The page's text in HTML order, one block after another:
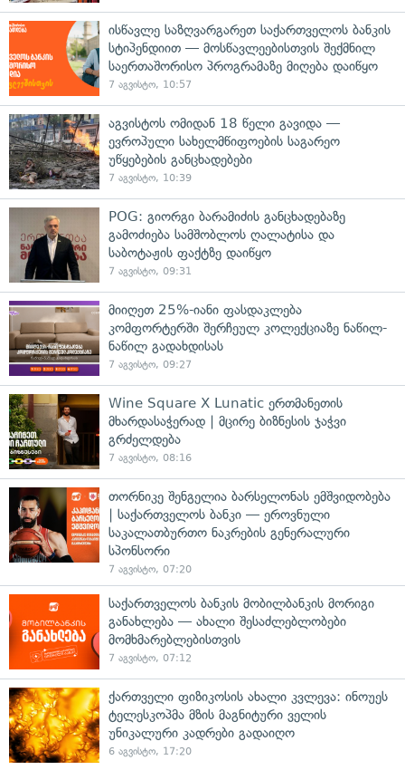
ისწავლე საზღვარგარეთ საქართველოს ბანკის
სტიპენდიით — მოსწავლეებისთვის შექმნილ
საერთაშორისო პროგრამაზე მიღება დაიწყო
7 აგვისტო, 10:57
აგვისტოს ომიდან 18 წელი გავიდა —
ევროპული სახელმწიფოების საგარეო
უწყებების განცხადებები
7 აგვისტო, 10:39
POG: გიორგი ბარამიძის განცხადებაზე
გამოძიება სამშობლოს ღალატისა და
საბოტაჟის ფაქტზე დაიწყო
7 აგვისტო, 09:31
მიიღეთ 25%-იანი ფასდაკლება
კომფორტერში შერჩეულ კოლექციაზე ნაწილ-
ნაწილ გადახდისას
7 აგვისტო, 09:27
Wine Square X Lunatic ერთმანეთის
მხარდასაჭერად | მცირე ბიზნესის ჯაჭვი
გრძელდება
7 აგვისტო, 08:16
თორნიკე შენგელია ბარსელონას ემშვიდობება
| საქართველოს ბანკი — ეროვნული
საკალათბურთო ნაკრების გენერალური
სპონსორი
7 აგვისტო, 07:20
საქართველოს ბანკის მობილბანკის მორიგი
განახლება — ახალი შესაძლებლობები
მომხმარებლებისთვის
7 აგვისტო, 07:12
ქართველი ფიზიკოსის ახალი კვლევა: ინოუეს
ტელესკოპმა მზის მაგნიტური ველის
უნიკალური კადრები გადაიღო
6 აგვისტო, 17:20